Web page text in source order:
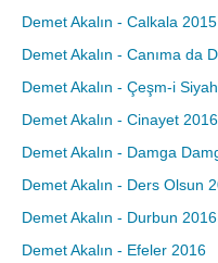
Demet Akalın - Calkala 2015
Demet Akalın - Canıma da
Demet Akalın - Çeşm-i
Demet Akalın - Cinayet 2016
Demet Akalın - Damga
Demet Akalın - Ders Olsun
Demet Akalın - Durbun 2016
Demet Akalın - Efeler 2016